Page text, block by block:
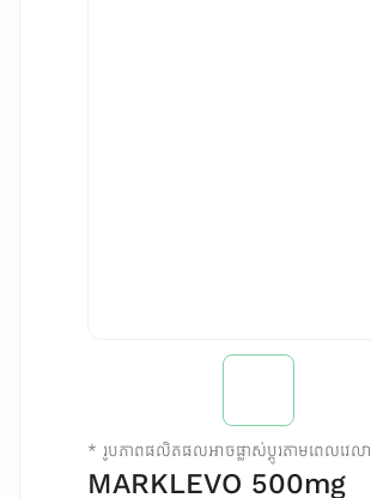
* រូបភាពផលិតផលអាចផ្លាស់ប្តូរតាមពេលវេលា
MARKLEVO 500mg